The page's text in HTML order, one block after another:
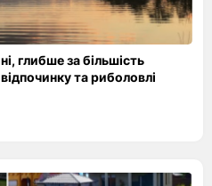
глибше за більшість
та риболовлі